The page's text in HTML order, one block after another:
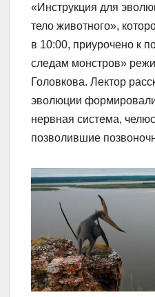
«Инструкция для
тело животного»,
в 10:00, приурочено к
следам монстров»
Головкова. Лектор
эволюции
нервная система,
позволившие